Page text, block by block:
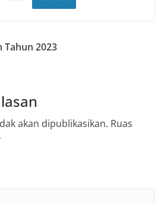
Tahun 2023
akan dipublikasikan. Ruas